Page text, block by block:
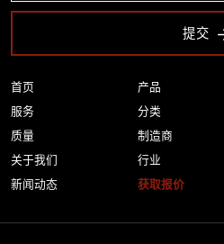
首页
服务
质量
关于我们
新闻动态
产品
分类
制造商
行业
获取报价
提交